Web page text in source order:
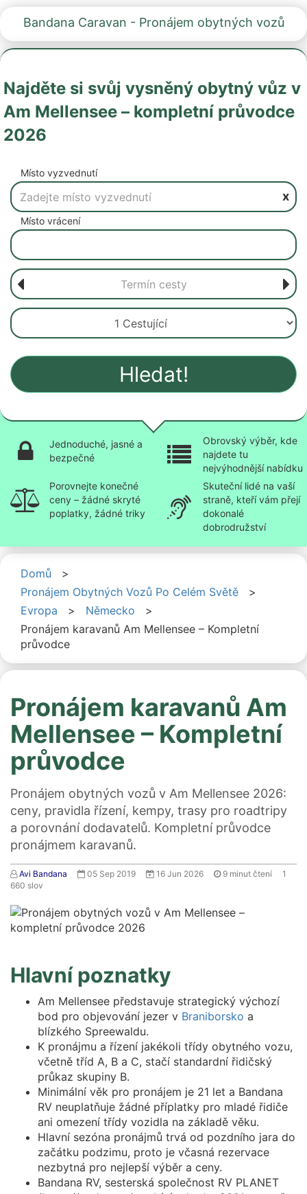
Bandana Caravan - Pronájem obytných vozů
Najděte si svůj vysněný obytný vůz v
Am Mellensee – kompletní průvodce
2026
Místo vyzvednutí
x
Místo vrácení
Hledat!
Jednoduché, jasné a
bezpečné
Obrovský výběr, kde
najdete tu
nejvýhodnější nabídku
Porovnejte konečné
ceny – žádné skryté
poplatky, žádné triky
Skuteční lidé na vaší
straně, kteří vám přejí
dokonalé
dobrodružství
Domů
>
Pronájem Obytných Vozů Po Celém Světě
>
Evropa
> Německo
>
Pronájem karavanů Am Mellensee – Kompletní
průvodce
Pronájem karavanů Am
Mellensee – Kompletní
průvodce
Pronájem obytných vozů v Am Mellensee 2026:
ceny, pravidla řízení, kempy, trasy pro roadtripy
a porovnání dodavatelů. Kompletní průvodce
pronájmem karavanů.
Avi Bandana 05 Sep 2019 16 Jun 2026 9 minut čtení
1
660 slov
Hlavní poznatky
Am Mellensee představuje strategický výchozí
bod pro objevování jezer v Braniborsko a
blízkého Spreewaldu.
K pronájmu a řízení jakékoli třídy obytného vozu,
včetně tříd A, B a C, stačí standardní řidičský
průkaz skupiny B.
Minimální věk pro pronájem je 21 let a Bandana
RV neuplatňuje žádné příplatky pro mladé řidiče
ani omezení třídy vozidla na základě věku.
Hlavní sezóna pronájmů trvá od pozdního jara do
začátku podzimu, proto je včasná rezervace
nezbytná pro nejlepší výběr a ceny.
Bandana RV, sesterská společnost RV PLANET